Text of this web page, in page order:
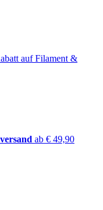
auf Filament &
ab € 49,90